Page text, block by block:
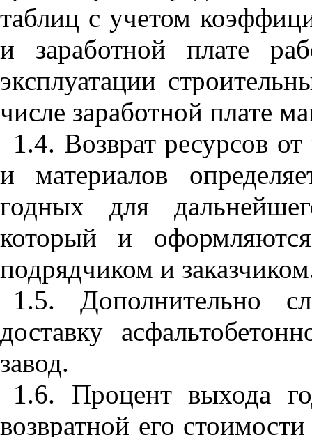
таблиц с учетом
и заработной плате
эксплуатации
числе заработной плате
1.4. Возврат ресурсов
и материалов
годных для
который и
подрядчиком и
1.5. Дополнительно
доставку
завод.
1.6. Процент выхода
возвратной его